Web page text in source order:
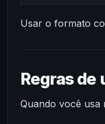
Usar o formato
Regras de
Quando você usa